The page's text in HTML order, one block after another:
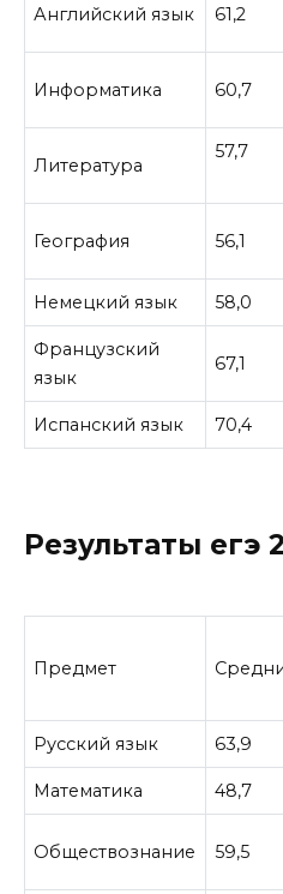
Английский язык 61,2
Информатика 60,7
Литература
57,7
География 56,1
Немецкий язык 58,0
Французский
язык
67,1
Испанский язык 70,4
Результаты егэ
Предмет
Русский язык 63,9
Математика 48,7
Обществознание 59,5